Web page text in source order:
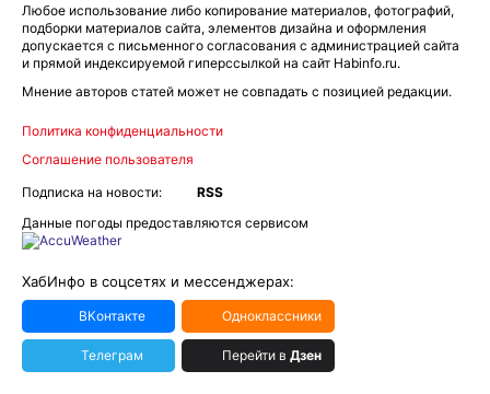
Любое использование либо копирование материалов, фотографий,
подборки материалов сайта, элементов дизайна и оформления
допускается с письменного согласования с администрацией сайта
и прямой индексируемой гиперссылкой на сайт Habinfo.ru.
Мнение авторов статей может не совпадать с позицией редакции.
Политика конфиденциальности
Соглашение пользователя
Подписка на новости:
RSS
Данные погоды предоставляются сервисом
ХабИнфо в соцсетях и мессенджерах:
ВКонтакте Одноклассники
Телеграм Перейти в Дзен